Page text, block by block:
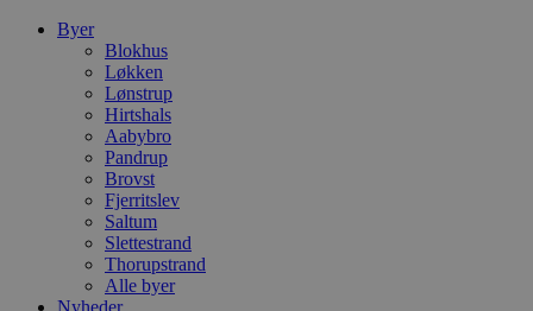
Byer
Blokhus
Løkken
Lønstrup
Hirtshals
Aabybro
Pandrup
Brovst
Fjerritslev
Saltum
Slettestrand
Thorupstrand
Alle byer
Nyheder